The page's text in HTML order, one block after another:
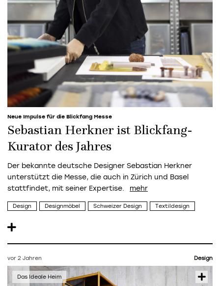
Neue Impulse für die Blickfang Messe
Sebastian Herkner ist Blickfang-
Kurator des Jahres
Der bekannte deutsche Designer Sebastian Herkner
unterstützt die Messe, die auch in Zürich und Basel
stattfindet, mit seiner Expertise.
Design Designmöbel Schweizer Design Textildesign
vor 2 Jahren Design